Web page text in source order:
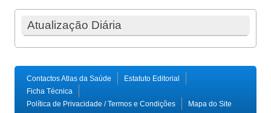
Atualização Diária
Contactos Atlas da Saúde
Estatuto Editorial
Ficha Técnica
Política de Privacidade / Termos e Condições
Mapa do Site